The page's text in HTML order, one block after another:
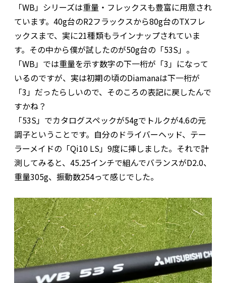
「WB」シリーズは重量・フレックスも豊富に用意され
ています。40g台のR2フラックスから80g台のTXフレ
ックスまで、実に21種類もラインナップされていま
す。その中から僕が試したのが50g台の「53S」。
「WB」では重量を示す数字の下一桁が「3」になって
いるのですが、実は初期の頃のDiamanaは下一桁が
「3」だったらしいので、そのころの表記に戻したんで
すかね？
「53S」でカタログスペックが54gでトルクが4.6の元
調子ということです。自分のドライバーヘッド、テー
ラーメイドの「Qi10 LS」9度に挿しました。それで計
測してみると、45.25インチで組んでバランスがD2.0、
重量305g、振動数254って感じでした。